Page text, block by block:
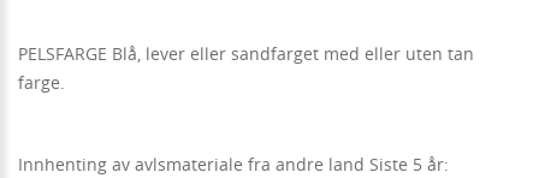
PELSFARGE Blå, lever eller sandfarget med eller uten tan
farge.
Innhenting av avlsmateriale fra andre land Siste 5 år: